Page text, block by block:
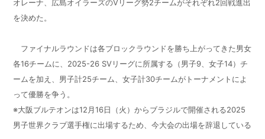
オレーナ、広島オイラーズのVリーグ勢2チームがそれぞれ2回戦進出
を決めた。
ファイナルラウンドは各ブロックラウンドを勝ち上がってきた男女
各16チームに、2025-26 SVリーグに所属する（男子9、女子14）チ
ームを加え、男子計25チーム、女子計30チームがトーナメントによ
って優勝を争う。
※大阪ブルテオンは12月16日（火）からブラジルで開催される2025
男子世界クラブ選手権に出場するため、今大会の出場を辞退している